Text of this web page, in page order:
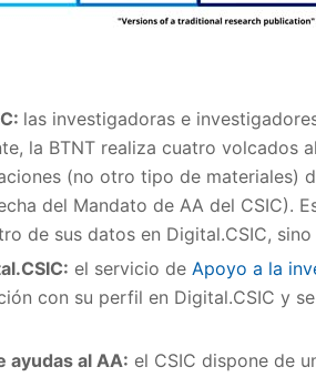
las investigadoras e
la BTNT realiza cuatro volcados
(no otro tipo de
del Mandato de AA del CSIC).
de sus datos en Digital.CSIC,
el servicio de Apoyo a la
con su perfil en Digital.CSIC y
ayudas al AA: el CSIC dispone de